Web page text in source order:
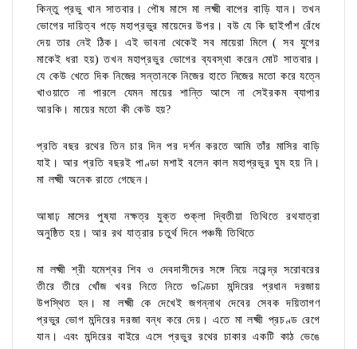
কিন্তু প্রভু খান সাতবার। পৌষ মাসে মা লক্ষ্মী বাপের বাড়ি যান। তখন
ভোগের দায়িত্ব পড়ে মহাপ্রভুর মায়েদের উপর। বউ যে কি ছাইপাঁশ রেঁধে
দেয় তার নেই ঠিক। এই ভাবনা থেকেই সব মায়েরা মিলে ( সব যুগের
মাকেই ধরা হয়) তখন মহাপ্রভুর ভোগের ব্যবস্থা করেন মোট সাতবার।
যে কেউ খেতে দিক নিজের সন্তানকে নিজের হাতে নিজের মতো করে যত্নে
খাওয়াতে না পারলে যেমন মায়ের শান্তি আসে না সেইরকম ব্যাপার
আরকি। মায়ের মতো কী কেউ হয়?
প্রতি বছর রথের তিন চার দিন পর দর্শন করতে আমি তাঁর মাসির বাড়ি
যাই। আর প্রতি বছরই পাণ্ডা মশাই বলেন কাল মহাপ্রভুর ঘুম হয় নি।
মা লক্ষ্মী অনেক রাতে গেছেন।
আষাঢ় মাসের পুষ্যা নক্ষত্র যুক্ত শুক্লা দ্বিতীয়া তিথিতে রথযাত্রা
অনুষ্ঠিত হয়। আর রথ যাত্রার চতুর্থ দিনে পঞ্চমী তিথিতে
মা লক্ষ্মী শ্রী যমেশ্বর শিব ও দেবদাসীদের সঙ্গে নিয়ে নরেন্দ্র সরোবরের
তীরে তীরে খোঁজ খবর নিতে নিতে গুণ্ডিচা মন্দিরের প্রধান দরজায়
উপস্থিত হন। মা লক্ষ্মী কে দেখেই জগন্নাথ দেবের সেবক দয়িতাগণ
প্রভুর ভোগ মন্দিরের দরজা বন্ধ করে দেয়। এতে মা লক্ষ্মী প্রচণ্ড রেগে
যান। এবং মন্দিরের বাইরে এসে প্রভুর রথের চাকার একটি কাঠ ভেঙে